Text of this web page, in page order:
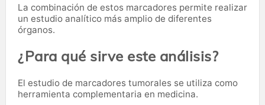
La combinación de estos marcadores permite realizar
un estudio analítico más amplio de diferentes
órganos.
¿Para qué sirve este análisis?
El estudio de marcadores tumorales se utiliza como
herramienta complementaria en medicina.